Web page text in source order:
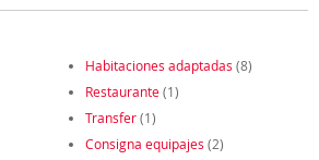
Habitaciones adaptadas (8)
Restaurante(1)
Transfer(1)
Consigna equipajes (2)